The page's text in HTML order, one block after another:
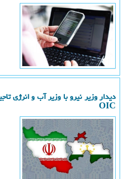
دیدار وزیر نیرو با وزیر آب و انرژی
OIC